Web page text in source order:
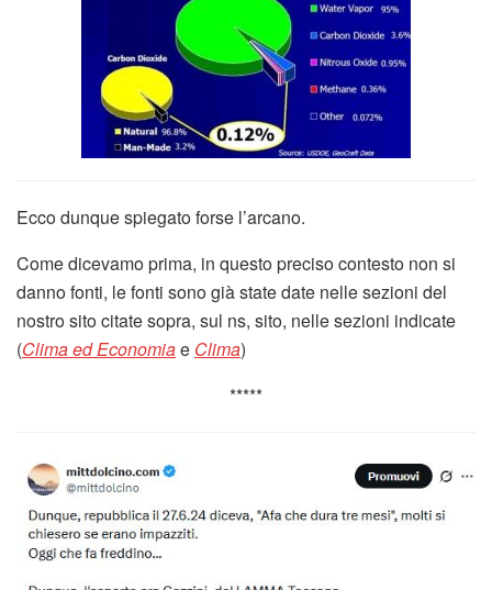
Ecco dunque spiegato forse l’arcano.
Come dicevamo prima, in questo preciso contesto non si
danno fonti, le fonti sono già state date nelle sezioni del
nostro sito citate sopra, sul ns, sito, nelle sezioni indicate
(Clima ed Economiae Clima)
*****